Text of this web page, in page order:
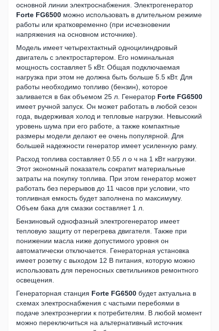
основной линии электроснабжения. Электрогенератор
Forte FG6500 можно использовать в длительном режиме
работы или кратковременно (при исчезновении
напряжения на основном источнике).
Модель имеет четырехтактный одноцилиндровый
двигатель с электростартером. Его номинальная
мощность составляет 5 кВт. Общая подключаемая
нагрузка при этом не должна быть больше 5.5 кВт. Для
работы необходимо топливо (бензин), которое
заливается в бак объемом 25 л. Генератор Forte FG6500
имеет ручной запуск. Он может работать в любой сезон
года, выдерживая холод и тепловые нагрузки. Невысокий
уровень шума при его работе, а также компактные
размеры модели делают ее очень популярной. Для
большей надежности генератор имеет усиленную раму.
Расход топлива составляет 0.55 л о ч на 1 кВт нагрузки.
Этот экономный показатель сократит материальные
затраты на покупку топлива. При этом генератор может
работать без перерывов до 11 часов при условии, что
топливная емкость будет заполнена по максимуму.
Объем бака для смазки составляет 1 л.
Бензиновый однофазный электрогенератор имеет
тепловую защиту от перегрева двигателя. Также при
понижении масла ниже допустимого уровня он
автоматически отключается. Генераторная установка
имеет розетку с выходом 12 В питания, которую можно
использовать для переносных светильников ремонтного
освещения.
Генераторная станция Forte FG6500 будет актуальна в
схемах электроснабжения с частыми перебоями в
подаче электроэнергии к потребителям. В любой момент
можно переключиться на альтернативный источник